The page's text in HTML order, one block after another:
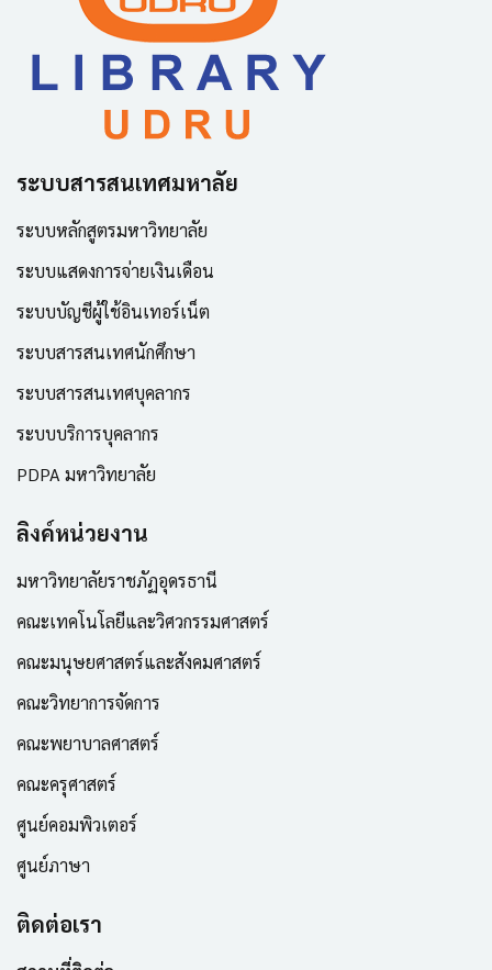
ระบบสารสนเทศมหาลัย
ระบบหลักสูตรมหาวิทยาลัย
ระบบแสดงการจ่ายเงินเดือน
ระบบบัญชีผู้ใช้อินเทอร์เน็ต
ระบบสารสนเทศนักศึกษา
ระบบสารสนเทศบุคลากร
ระบบบริการบุคลากร
PDPA มหาวิทยาลัย
ลิงค์หน่วยงาน
มหาวิทยาลัยราชภัฏอุดรธานี
คณะเทคโนโลยีและวิศวกรรมศาสตร์
คณะมนุษยศาสตร์และสังคมศาสตร์
คณะวิทยาการจัดการ
คณะพยาบาลศาสตร์
คณะครุศาสตร์
ศูนย์คอมพิวเตอร์
ศูนย์ภาษา
ติดต่อเรา